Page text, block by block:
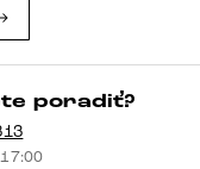
poradiť?